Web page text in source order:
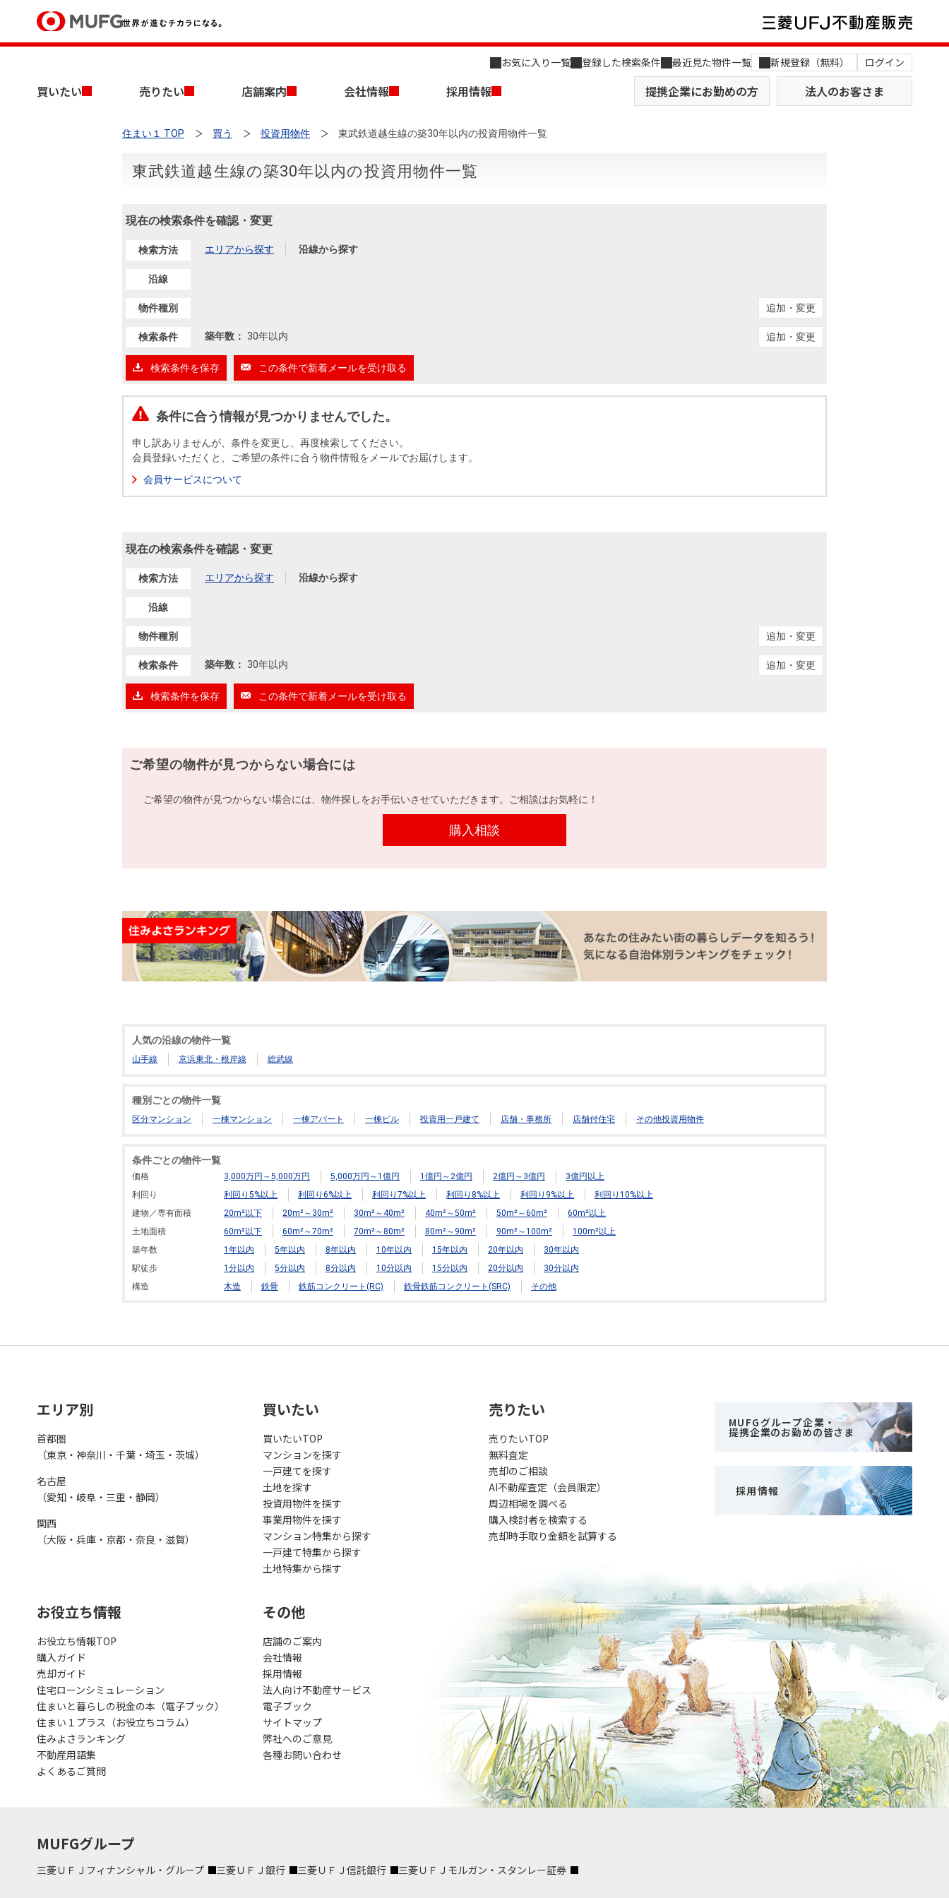
お気に入り一覧 登録した検索条件 最近見た物件一覧 新規登録（無料） ログイン
買いたい 売りたい 店舗案内 会社情報 採用情報 提携企業にお勤めの方 法人のお客さま
買いたいTOP
中古マンションを探す
投資用物件を探す おすすめ物件から探す
購入向けサービス 住宅ローンシミュレーション
住まいと暮らしの税金の本（電子ブック） 購入ガイド
売りたいTOP
無料査定
売却時手取り金額試算
売却向けサービス 周辺相場検索
住まいと暮らしの税金の本（電子ブック） 売却ガイド
店舗案内TOP
会社情報TOP
会社案内（電子ブック版）
採用情報TOP
売りたい
住まい１ TOP 買う 投資用物件 東武鉄道越生線の築30年以内の投資用物件一覧
東武鉄道越生線の築30年以内の投資用物件一覧
現在の検索条件を確認・変更
検索方法 エリアから探す 沿線から探す
沿線
物件種別 追加・変更
検索条件 築年数： 30年以内 追加・変更
検索条件を保存 この条件で新着メールを受け取る
条件に合う情報が見つかりませんでした。
申し訳ありませんが、条件を変更し、再度検索してください。
会員登録いただくと、ご希望の条件に合う物件情報をメールでお届けします。
会員サービスについて
現在の検索条件を確認・変更
検索方法 エリアから探す 沿線から探す
沿線
物件種別 追加・変更
検索条件 築年数： 30年以内 追加・変更
検索条件を保存 この条件で新着メールを受け取る
ご希望の物件が見つからない場合には
ご希望の物件が見つからない場合には、物件探しをお手伝いさせていただきます。ご相談はお気軽に！
購入相談
人気の沿線の物件一覧
山手線 京浜東北・根岸線 総武線
種別ごとの物件一覧
区分マンション 一棟マンション 一棟アパート 一棟ビル 投資用一戸建て 店舗・事務所 店舗付住宅 その他投資用物件
条件ごとの物件一覧
価格 3,000万円～5,000万円 5,000万円～1億円 1億円～2億円 2億円～3億円
3億円以上
利回り
利回り5%以上 利回り6%以上 利回り7%以上 利回り8%以上 利回り9%以上
利回り10%以上
建物／専有面積
20m²以下 20m²～30m² 30m²～40m² 40m²～50m² 50m²～60m²
60m²以上
土地面積
60m²以下 60m²～70m² 70m²～80m² 80m²～90m² 90m²～100m²
100m²以上
築年数
1年以内 5年以内 8年以内 10年以内 15年以内 20年以内
30年以内
駅徒歩
1分以内 5分以内 8分以内 10分以内 15分以内 20分以内
30分以内
構造
木造 鉄骨 鉄筋コンクリート(RC) 鉄骨鉄筋コンクリート(SRC) その他
エリア別
首都圏
（東京・神奈川・千葉・埼玉・茨城）
名古屋
（愛知・岐阜・三重・静岡）
関西
（大阪・兵庫・京都・奈良・滋賀）
買いたい
買いたいTOP
マンションを探す
一戸建てを探す
土地を探す
投資用物件を探す
事業用物件を探す
マンション特集から探す
一戸建て特集から探す
土地特集から探す
売りたい
売りたいTOP
無料査定
売却のご相談
AI不動産査定（会員限定）
周辺相場を調べる
購入検討者を検索する
売却時手取り金額を試算する
MUFGグループ企業・
提携企業のお勤めの皆さま
採用情報
お役立ち情報
お役立ち情報TOP
購入ガイド
売却ガイド
住宅ローンシミュレーション
住まいと暮らしの税金の本（電子ブック）
住まい１プラス（お役立ちコラム）
住みよさランキング
不動産用語集
よくあるご質問
その他
店舗のご案内
会社情報
採用情報
法人向け不動産サービス
電子ブック
サイトマップ
弊社へのご意見
各種お問い合わせ
MUFGグループ
三菱ＵＦＪフィナンシャル・グループ 三菱ＵＦＪ銀行 三菱ＵＦＪ信託銀行 三菱ＵＦＪモルガン・スタンレー証券